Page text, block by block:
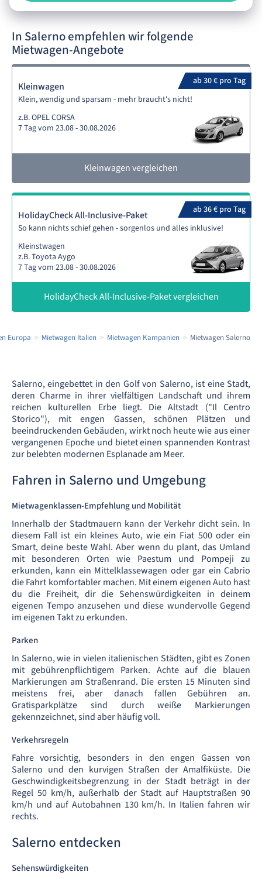
In Salerno empfehlen wir folgende
Mietwagen-Angebote
ab 30 € pro Tag
Kleinwagen
Klein, wendig und sparsam - mehr braucht's nicht!
z.B. OPEL CORSA
7 Tag vom 23.08 - 30.08.2026
Kleinwagen vergleichen
ab 36 € pro Tag
HolidayCheck All-Inclusive-Paket
So kann nichts schief gehen - sorgenlos und alles inklusive!
Kleinstwagen
z.B. Toyota Aygo
7 Tag vom 23.08 - 30.08.2026
HolidayCheck All-Inclusive-Paket vergleichen
Europa Mietwagen Italien Mietwagen Kampanien Mietwagen Salerno
Salerno, eingebettet in den Golf von Salerno, ist eine Stadt,
deren Charme in ihrer vielfältigen Landschaft und ihrem
reichen kulturellen Erbe liegt. Die Altstadt ("Il Centro
Storico"), mit engen Gassen, schönen Plätzen und
beeindruckenden Gebäuden, wirkt noch heute wie aus einer
vergangenen Epoche und bietet einen spannenden Kontrast
zur belebten modernen Esplanade am Meer.
Fahren in Salerno und Umgebung
Mietwagenklassen-Empfehlung und Mobilität
Innerhalb der Stadtmauern kann der Verkehr dicht sein. In
diesem Fall ist ein kleines Auto, wie ein Fiat 500 oder ein
Smart, deine beste Wahl. Aber wenn du plant, das Umland
mit besonderen Orten wie Paestum und Pompeji zu
erkunden, kann ein Mittelklassewagen oder gar ein Cabrio
die Fahrt komfortabler machen. Mit einem eigenen Auto hast
du die Freiheit, dir die Sehenswürdigkeiten in deinem
eigenen Tempo anzusehen und diese wundervolle Gegend
im eigenen Takt zu erkunden.
Parken
In Salerno, wie in vielen italienischen Städten, gibt es Zonen
mit gebührenpflichtigem Parken. Achte auf die blauen
Markierungen am Straßenrand. Die ersten 15 Minuten sind
meistens frei, aber danach fallen Gebühren an.
Gratisparkplätze sind durch weiße Markierungen
gekennzeichnet, sind aber häufig voll.
Verkehrsregeln
Fahre vorsichtig, besonders in den engen Gassen von
Salerno und den kurvigen Straßen der Amalfiküste. Die
Geschwindigkeitsbegrenzung in der Stadt beträgt in der
Regel 50 km/h, außerhalb der Stadt auf Hauptstraßen 90
km/h und auf Autobahnen 130 km/h. In Italien fahren wir
rechts.
Salerno entdecken
Sehenswürdigkeiten